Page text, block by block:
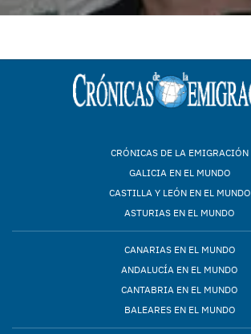
CRÓNICAS DE LA EMIGRACIÓN
GALICIA EN EL MUNDO
CASTILLA Y LEÓN EN EL MUNDO
ASTURIAS EN EL MUNDO
CANARIAS EN EL MUNDO
ANDALUCÍA EN EL MUNDO
CANTABRIA EN EL MUNDO
BALEARES EN EL MUNDO